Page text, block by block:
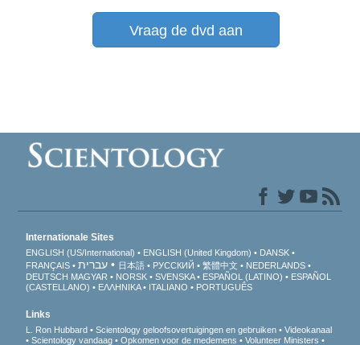
Vraag de dvd aan
Internationale Sites
ENGLISH (US/International) ENGLISH (United Kingdom)
DANSK
FRANÇAIS
עברית 日本語 РУССКИЙ 繁體中文
NEDERLANDS
DEUTSCH MAGYAR NORSK SVENSKA ESPAÑOL (LATINO)
ESPAÑOL
(CASTELLANO)
ΕΛΛΗΝΙΚA ITALIANO PORTUGUÊS
Links
L. Ron Hubbard Scientology geloofsovertuigingen en gebruiken
Videokanaal
Scientology vandaag
Opkomen voor de medemens Volunteer Ministers